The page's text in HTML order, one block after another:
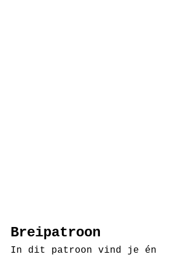
Breipatroon
In dit patroon vind je én